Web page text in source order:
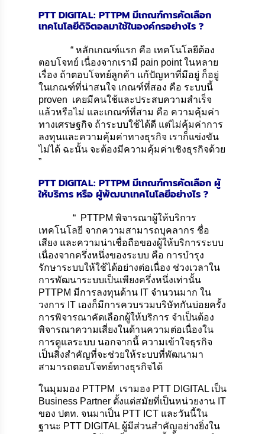
PTT DIGITAL: PTTPM มีเกณฑ์การคัดเลือก
เทคโนโลยีดิจิตอลมาใช้ในองค์กรอย่างไร ?
“ หลักเกณฑ์แรก คือ เทคโนโลยีต้อง
ตอบโจทย์ เนื่องจากเรามี pain point ในหลาย
เรื่อง ถ้าตอบโจทย์ลูกค้า แก้ปัญหาที่มีอยู่ ก็อยู่
ในเกณฑ์ที่น่าสนใจ เกณฑ์ที่สอง คือ ระบบนี้
proven เคยมีคนใช้และประสบความสำเร็จ
แล้วหรือไม่ และเกณฑ์ที่สาม คือ ความคุ้มค่า
ทางเศรษฐกิจ ถ้าระบบใช้ได้ดี แต่ไม่คุ้มค่าการ
ลงทุนและความคุ้มค่าทางธุรกิจ เราก็แข่งขัน
ไม่ได้ ฉะนั้น จะต้องมีความคุ้มค่าเชิงธุรกิจด้วย
”
PTT DIGITAL: PTTPM มีเกณฑ์การคัดเลือก ผู้
ให้บริการ หรือ ผู้พัฒนาเทคโนโลยีอย่างไร ?
“ PTTPM พิจารณาผู้ให้บริการ
เทคโนโลยี จากความสามารถบุคลากร ชื่อ
เสียง และความน่าเชื่อถือของผู้ให้บริการระบบ
เนื่องจากครึ่งหนึ่งของระบบ คือ การบำรุง
รักษาระบบให้ใช้ได้อย่างต่อเนื่อง ช่วงเวลาใน
การพัฒนาระบบเป็นเพียงครึ่งหนึ่งเท่านั้น
PTTPM มีการลงทุนด้าน IT จำนวนมาก ใน
วงการ IT เองก็มีการควบรวมบริษัทกันบ่อยครั้ง
การพิจารณาคัดเลือกผู้ให้บริการ จำเป็นต้อง
พิจารณาความเสี่ยงในด้านความต่อเนื่องใน
การดูแลระบบ นอกจากนี้ ความเข้าใจธุรกิจ
เป็นสิ่งสำคัญที่จะช่วยให้ระบบที่พัฒนามา
สามารถตอบโจทย์ทางธุรกิจได้
ในมุมมอง PTTPM เรามอง PTT DIGITAL เป็น
Business Partner ตั้งแต่สมัยที่เป็นหน่วยงาน IT
ของ ปตท. จนมาเป็น PTT ICT และวันนี้ใน
ฐานะ PTT DIGITAL ผู้มีส่วนสำคัญอย่างยิ่งใน